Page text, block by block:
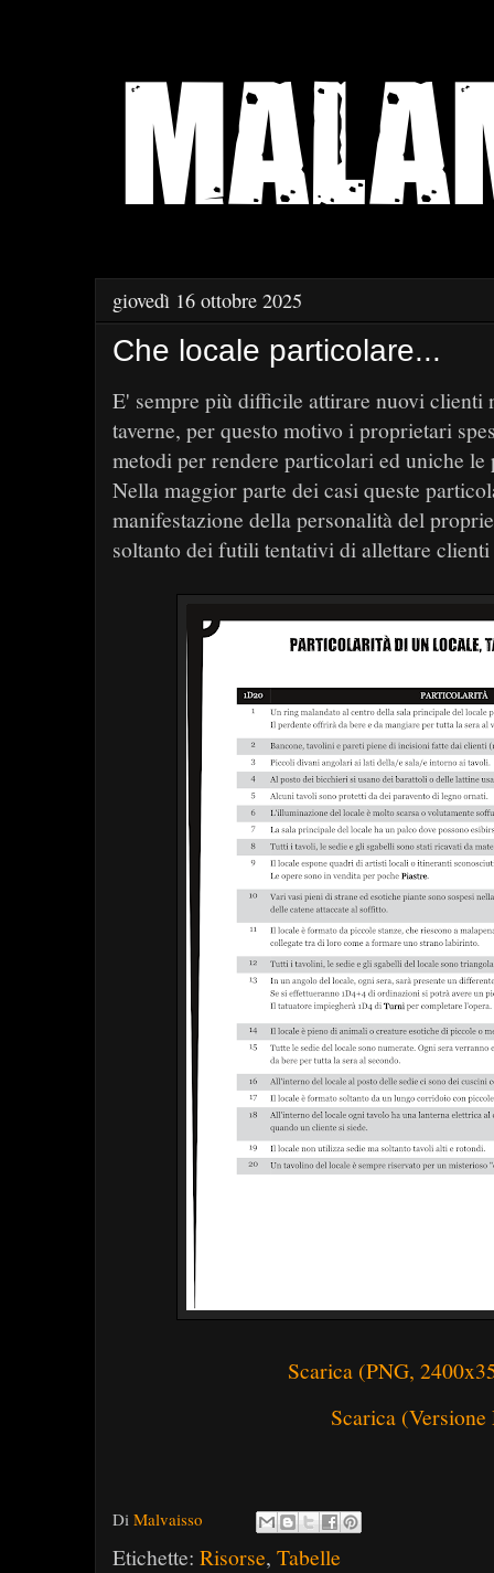
giovedì 16 ottobre 2025
Che locale particolare...
E' sempre più difficile attirare nuovi clienti
taverne, per questo motivo i proprietari
metodi per rendere particolari ed uniche
Nella maggior parte dei casi queste
manifestazione della personalità del
soltanto dei futili tentativi di allettare
Scarica (PNG,
Scarica
Di Malvaisso
Etichette: Risorse, Tabelle